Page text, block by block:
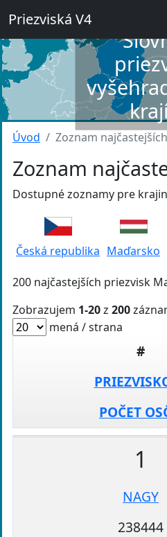
Priezviská V4
Úvod Zoznam najčastejších
Zoznam
Dostupné zoznamy pre
Česká republika Maďarsko
200 najčastejších priezvisk
Zobrazujem 1-20z 200
mená / strana
#
POČET
1
NAGY
238444